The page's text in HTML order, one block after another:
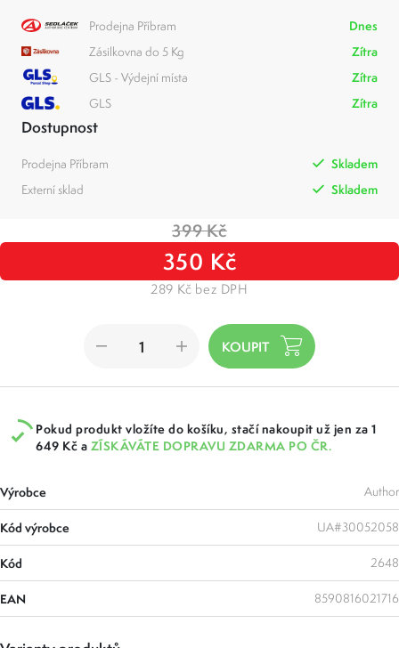
Prodejna Příbram
Dnes
Zásilkovna do 5 Kg
Zítra
GLS - Výdejní místa
Zítra
GLS
Zítra
Dostupnost
Prodejna Příbram
Skladem
Externí sklad
Skladem
399 Kč
350 Kč
289 Kč bez DPH
Pokud produkt vložíte do košíku, stačí nakoupit už jen za 1
649 Kč a ZÍSKÁVÁTE DOPRAVU ZDARMA PO ČR.
Výrobce Author
Kód výrobce UA#30052058
Kód 2648
EAN 8590816021716